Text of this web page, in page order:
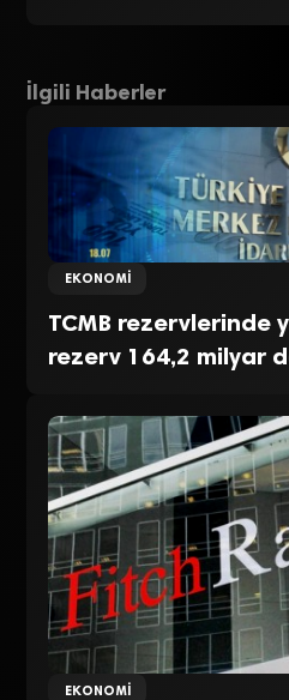
İlgili Haberler
EKONOMI
TCMB rezervlerinde
rezerv 164,2 milyar
EKONOMI